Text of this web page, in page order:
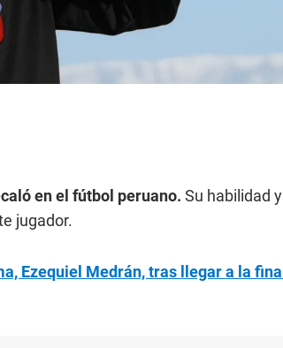
en el fútbol peruano. Su habilidad y
jugador.
Ezequiel Medrán, tras llegar a la final